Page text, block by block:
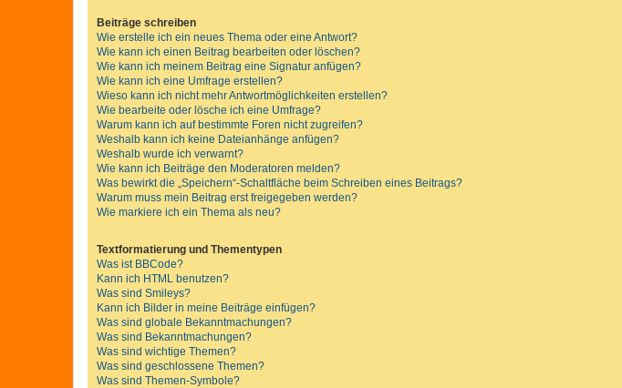
Beiträge schreiben
Wie erstelle ich ein neues Thema oder eine Antwort?
Wie kann ich einen Beitrag bearbeiten oder löschen?
Wie kann ich meinem Beitrag eine Signatur anfügen?
Wie kann ich eine Umfrage erstellen?
Wieso kann ich nicht mehr Antwortmöglichkeiten erstellen?
Wie bearbeite oder lösche ich eine Umfrage?
Warum kann ich auf bestimmte Foren nicht zugreifen?
Weshalb kann ich keine Dateianhänge anfügen?
Weshalb wurde ich verwarnt?
Wie kann ich Beiträge den Moderatoren melden?
Was bewirkt die „Speichern“-Schaltfläche beim Schreiben eines Beitrags?
Warum muss mein Beitrag erst freigegeben werden?
Wie markiere ich ein Thema als neu?
Textformatierung und Thementypen
Was ist BBCode?
Kann ich HTML benutzen?
Was sind Smileys?
Kann ich Bilder in meine Beiträge einfügen?
Was sind globale Bekanntmachungen?
Was sind Bekanntmachungen?
Was sind wichtige Themen?
Was sind geschlossene Themen?
Was sind Themen-Symbole?